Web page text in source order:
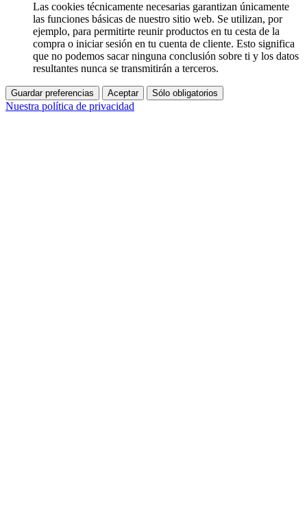
Las cookies técnicamente necesarias garantizan únicamente
las funciones básicas de nuestro sitio web. Se utilizan, por
ejemplo, para permitirte reunir productos en tu cesta de la
compra o iniciar sesión en tu cuenta de cliente. Esto significa
que no podemos sacar ninguna conclusión sobre ti y los datos
resultantes nunca se transmitirán a terceros.
Guardar preferencias Aceptar Sólo obligatorios
Nuestra política de privacidad